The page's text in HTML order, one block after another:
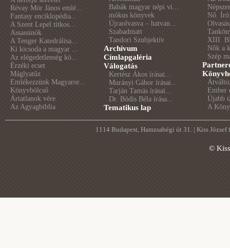
Révay Mór János emlé...
Fantasy enciklopédia...
A Szent Lepel titkos...
Assassinók
A Tenger Katedrálisa...
Ki kicsoda a magyar ...
Az elégedetlenség kö...
Érzéki ecset
Máglyatűz
Emlékezzünk Magyaror...
Könyvbölcső
Ártatlanok vére
Az Agyagbiblia
Babák magyar népi vi...
mókus könyvek
Újraolvasva – hatvan...
Szabadmatt
Tandori Szubjektív
Archívum
Címlapgaléria
Válogatás
Kertész Ákos írásai...
Murányi Gábor írásai...
Tarján Tamás írásai...
Dr. Bódis Béla írása...
Tematikus lap
Nő.
XIII.
Nők a
Szép
Ember
Újabb
A
1114 Budapest, Hamzsabégi út 31. | Kiss
©